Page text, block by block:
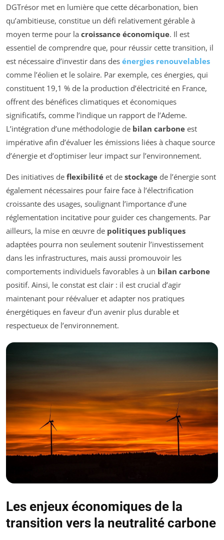
DGTrésor met en lumière que cette décarbonation, bien
qu’ambitieuse, constitue un défi relativement gérable à
moyen terme pour la croissance économique. Il est
essentiel de comprendre que, pour réussir cette transition, il
est nécessaire d’investir dans des énergies renouvelables
comme l’éolien et le solaire. Par exemple, ces énergies, qui
constituent 19,1 % de la production d’électricité en France,
offrent des bénéfices climatiques et économiques
significatifs, comme l’indique un rapport de l’Ademe.
L’intégration d’une méthodologie de bilan carbone est
impérative afin d’évaluer les émissions liées à chaque source
d’énergie et d’optimiser leur impact sur l’environnement.
Des initiatives de flexibilité et de stockage de l’énergie sont
également nécessaires pour faire face à l’électrification
croissante des usages, soulignant l’importance d’une
réglementation incitative pour guider ces changements. Par
ailleurs, la mise en œuvre de politiques publiques
adaptées pourra non seulement soutenir l’investissement
dans les infrastructures, mais aussi promouvoir les
comportements individuels favorables à un bilan carbone
positif. Ainsi, le constat est clair : il est crucial d’agir
maintenant pour réévaluer et adapter nos pratiques
énergétiques en faveur d’un avenir plus durable et
respectueux de l’environnement.
Les enjeux économiques de la
transition vers la neutralité carbone